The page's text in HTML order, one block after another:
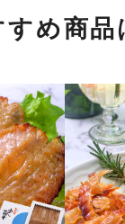
すめ商品